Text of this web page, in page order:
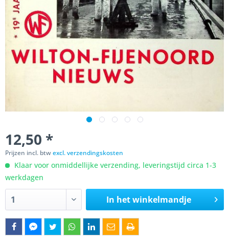
12,50 *
Prijzen incl. btwexcl. verzendingskosten
Klaar voor onmiddellijke verzending, leveringstijd circa 1-3
werkdagen
In het winkelmandje